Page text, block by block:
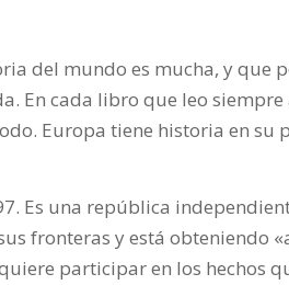
del mundo es mucha, y que
En cada libro que leo
Europa tiene historia en su
Es una república
fronteras y está obteniendo
participar en los hechos